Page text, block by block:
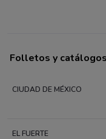
Folletos y
CIUDAD DE MÉXICO
EL FUERTE